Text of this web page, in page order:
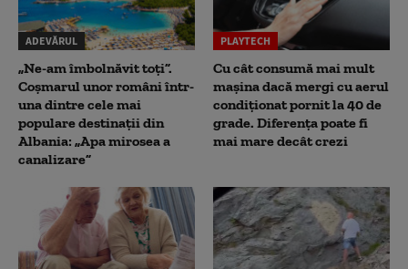
ADEVĂRUL
„Ne-am îmbolnăvit toți”.
Coșmarul unor români într-
una dintre cele mai
populare destinații din
Albania: „Apa mirosea a
canalizare”
PLAYTECH
Cu cât consumă mai mult
mașina dacă mergi cu aerul
condiționat pornit la 40 de
grade. Diferența poate fi
mai mare decât crezi